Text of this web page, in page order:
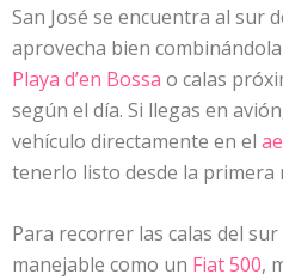
San José se encuentra al sur
aprovecha bien
Playa d’en Bossa o calas
según el día. Si llegas en
vehículo directamente en el
tenerlo listo desde la primera
Para recorrer las calas del
manejable como un Fiat 500,